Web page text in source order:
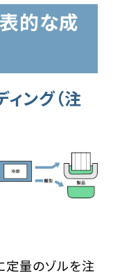
的な成
ング（注
定量のゾルを注